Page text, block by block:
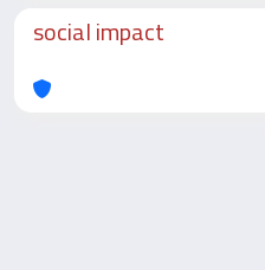
social impact